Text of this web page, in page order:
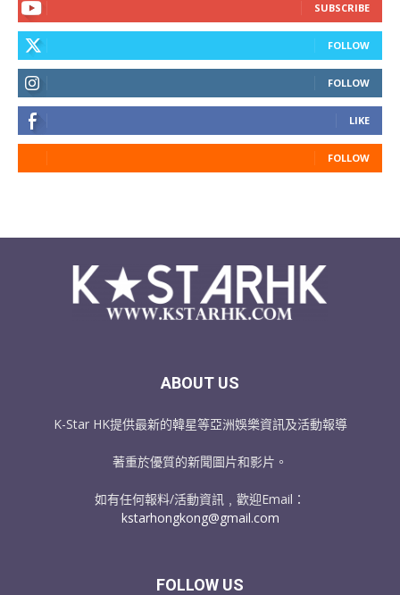
SUBSCRIBE
FOLLOW
FOLLOW
LIKE
FOLLOW
ABOUT US
K-Star HK提供最新的韓星等亞洲娛樂資訊及活動報導
著重於優質的新聞圖片和影片。
如有任何報料/活動資訊﹐歡迎Email：
kstarhongkong@gmail.com
FOLLOW US